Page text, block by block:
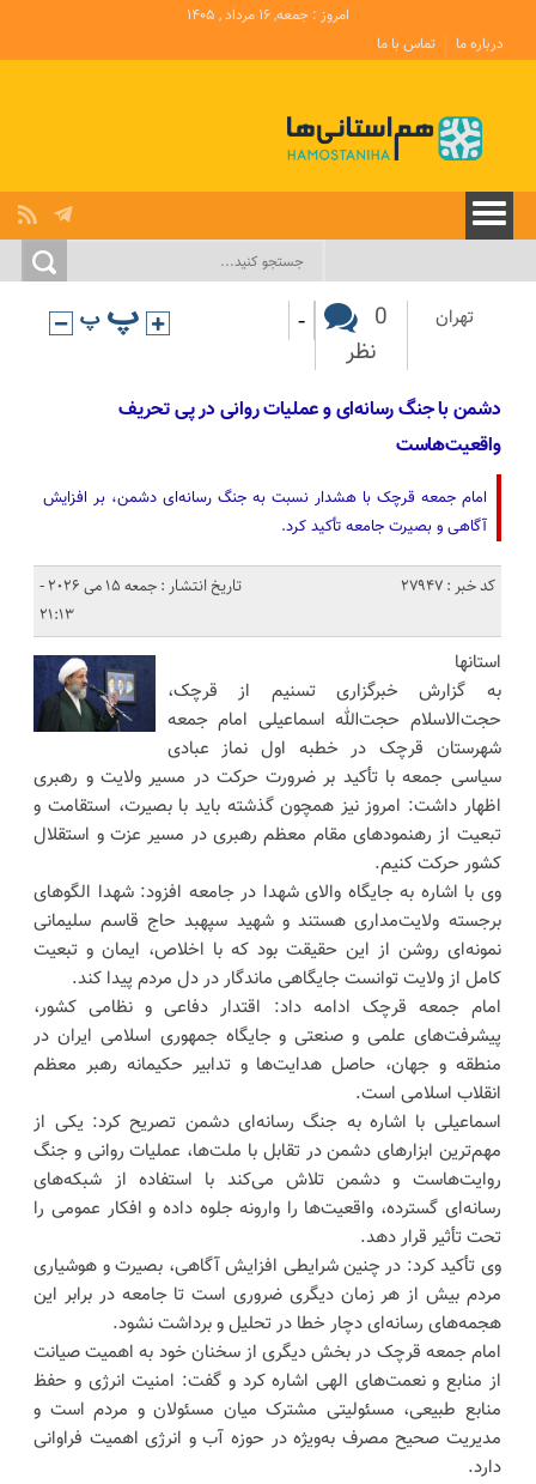
امروز : جمعه, ۱۶ مرداد , ۱۴۰۵
درباره ما
تماس با ما
تهران
0
نظر
-
دشمن با جنگ رسانه‌ای و عملیات روانی در پی تحریف
واقعیت‌هاست
امام جمعه قرچک با هشدار نسبت به جنگ رسانه‌ای دشمن، بر افزایش
آگاهی و بصیرت جامعه تأکید کرد.
کد خبر : 27947
تاریخ انتشار : جمعه 15 می 2026 -
21:13
استانها
به گزارش خبرگزاری تسنیم از قرچک،
حجت‌الاسلام حجت‌الله اسماعیلی امام جمعه
شهرستان قرچک در خطبه اول نماز عبادی
سیاسی جمعه با تأکید بر ضرورت حرکت در مسیر ولایت و رهبری
اظهار داشت: امروز نیز همچون گذشته باید با بصیرت، استقامت و
تبعیت از رهنمودهای مقام معظم رهبری در مسیر عزت و استقلال
کشور حرکت کنیم.
وی با اشاره به جایگاه والای شهدا در جامعه افزود: شهدا الگوهای
برجسته ولایت‌مداری هستند و شهید سپهبد حاج قاسم سلیمانی
نمونه‌ای روشن از این حقیقت بود که با اخلاص، ایمان و تبعیت
کامل از ولایت توانست جایگاهی ماندگار در دل مردم پیدا کند.
امام جمعه قرچک ادامه داد: اقتدار دفاعی و نظامی کشور،
پیشرفت‌های علمی و صنعتی و جایگاه جمهوری اسلامی ایران در
منطقه و جهان، حاصل هدایت‌ها و تدابیر حکیمانه رهبر معظم
انقلاب اسلامی است.
اسماعیلی با اشاره به جنگ رسانه‌ای دشمن تصریح کرد: یکی از
مهم‌ترین ابزارهای دشمن در تقابل با ملت‌ها، عملیات روانی و جنگ
روایت‌هاست و دشمن تلاش می‌کند با استفاده از شبکه‌های
رسانه‌ای گسترده، واقعیت‌ها را وارونه جلوه داده و افکار عمومی را
تحت تأثیر قرار دهد.
وی تأکید کرد: در چنین شرایطی افزایش آگاهی، بصیرت و هوشیاری
مردم بیش از هر زمان دیگری ضروری است تا جامعه در برابر این
هجمه‌های رسانه‌ای دچار خطا در تحلیل و برداشت نشود.
امام جمعه قرچک در بخش دیگری از سخنان خود به اهمیت صیانت
از منابع و نعمت‌های الهی اشاره کرد و گفت: امنیت انرژی و حفظ
منابع طبیعی، مسئولیتی مشترک میان مسئولان و مردم است و
مدیریت صحیح مصرف به‌ویژه در حوزه آب و انرژی اهمیت فراوانی
دارد.